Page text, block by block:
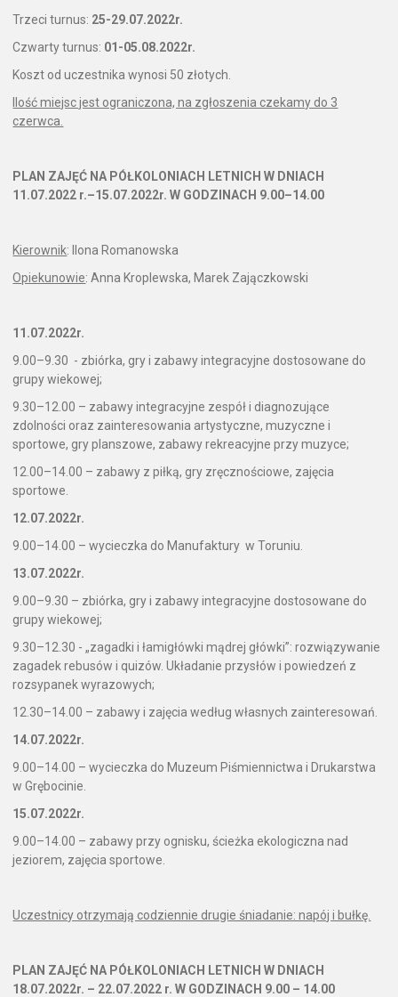
Trzeci turnus: 25-29.07.2022r.
Czwarty turnus: 01-05.08.2022r.
Koszt od uczestnika wynosi 50 złotych.
Ilość miejsc jest ograniczona, na zgłoszenia czekamy do 3
czerwca.
PLAN ZAJĘĆ NA PÓŁKOLONIACH LETNICH W DNIACH
11.07.2022 r.–15.07.2022r. W GODZINACH 9.00–14.00
Kierownik: Ilona Romanowska
Opiekunowie: Anna Kroplewska, Marek Zajączkowski
11.07.2022r.
9.00–9.30 - zbiórka, gry i zabawy integracyjne dostosowane do
grupy wiekowej;
9.30–12.00 – zabawy integracyjne zespół i diagnozujące
zdolności oraz zainteresowania artystyczne, muzyczne i
sportowe, gry planszowe, zabawy rekreacyjne przy muzyce;
12.00–14.00 – zabawy z piłką, gry zręcznościowe, zajęcia
sportowe.
12.07.2022r.
9.00–14.00 – wycieczka do Manufaktury w Toruniu.
13.07.2022r.
9.00–9.30 – zbiórka, gry i zabawy integracyjne dostosowane do
grupy wiekowej;
9.30–12.30 - „zagadki i łamigłówki mądrej główki”: rozwiązywanie
zagadek rebusów i quizów. Układanie przysłów i powiedzeń z
rozsypanek wyrazowych;
12.30–14.00 – zabawy i zajęcia według własnych zainteresowań.
14.07.2022r.
9.00–14.00 – wycieczka do Muzeum Piśmiennictwa i Drukarstwa
w Grębocinie.
15.07.2022r.
9.00–14.00 – zabawy przy ognisku, ścieżka ekologiczna nad
jeziorem, zajęcia sportowe.
Uczestnicy otrzymają codziennie drugie śniadanie: napój i bułkę.
PLAN ZAJĘĆ NA PÓŁKOLONIACH LETNICH W DNIACH
18.07.2022r. – 22.07.2022 r. W GODZINACH 9.00 – 14.00